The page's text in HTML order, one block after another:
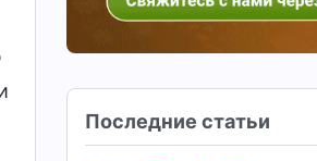
Последние статьи